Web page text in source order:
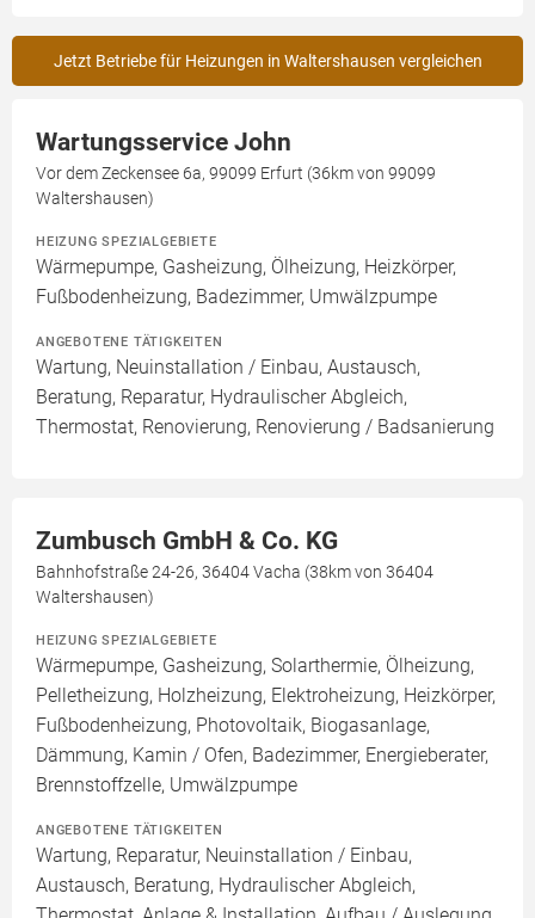
Jetzt Betriebe für Heizungen in Waltershausen vergleichen
Wartungsservice John
Vor dem Zeckensee 6a, 99099 Erfurt (36km von 99099
Waltershausen)
HEIZUNG SPEZIALGEBIETE
Wärmepumpe, Gasheizung, Ölheizung, Heizkörper,
Fußbodenheizung, Badezimmer, Umwälzpumpe
ANGEBOTENE TÄTIGKEITEN
Wartung, Neuinstallation / Einbau, Austausch,
Beratung, Reparatur, Hydraulischer Abgleich,
Thermostat, Renovierung, Renovierung / Badsanierung
Zumbusch GmbH & Co. KG
Bahnhofstraße 24-26, 36404 Vacha (38km von 36404
Waltershausen)
HEIZUNG SPEZIALGEBIETE
Wärmepumpe, Gasheizung, Solarthermie, Ölheizung,
Pelletheizung, Holzheizung, Elektroheizung, Heizkörper,
Fußbodenheizung, Photovoltaik, Biogasanlage,
Dämmung, Kamin / Ofen, Badezimmer, Energieberater,
Brennstoffzelle, Umwälzpumpe
ANGEBOTENE TÄTIGKEITEN
Wartung, Reparatur, Neuinstallation / Einbau,
Austausch, Beratung, Hydraulischer Abgleich,